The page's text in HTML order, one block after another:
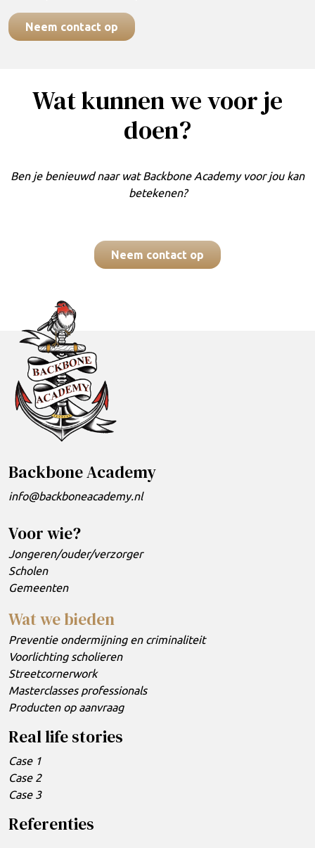
Neem contact op
Wat kunnen we voor je
doen?
Ben je benieuwd naar wat Backbone Academy voor jou kan
betekenen?
Neem contact op
Backbone Academy
info@backboneacademy.nl
Voor wie?
Jongeren/ouder/verzorger
Scholen
Gemeenten
Wat we bieden
Preventie ondermijning en criminaliteit
Voorlichting scholieren
Streetcornerwork
Masterclasses professionals
Producten op aanvraag
Real life stories
Case 1
Case 2
Case 3
Referenties